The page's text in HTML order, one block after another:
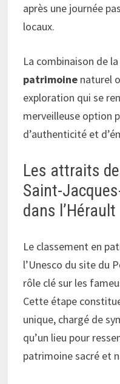
après une journée
locaux.
La combinaison de la
patrimoine naturel
exploration qui se
merveilleuse option
d’authenticité et
Les attraits
Saint-
dans l’Hérault
Le classement en
l’Unesco du site du
rôle clé sur les
Cette étape
unique, chargé de
qu’un lieu pour
patrimoine sacré et